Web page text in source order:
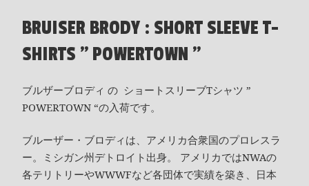
BRUISER BRODY : SHORT SLEEVE T-
SHIRTS " POWERTOWN "
ブルザーブロディ の ショートスリーブTシャツ ”
POWERTOWN “の入荷です。
ブルーザー・ブロディは、アメリカ合衆国のプロレスラ
ー。ミシガン州デトロイト出身。 アメリカではNWAの
各テリトリーやWWWFなど各団体で実績を築き、日本